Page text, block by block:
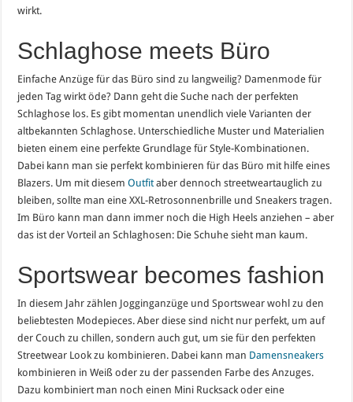
wirkt.
Schlaghose meets Büro
Einfache Anzüge für das Büro sind zu langweilig? Damenmode für
jeden Tag wirkt öde? Dann geht die Suche nach der perfekten
Schlaghose los. Es gibt momentan unendlich viele Varianten der
altbekannten Schlaghose. Unterschiedliche Muster und Materialien
bieten einem eine perfekte Grundlage für Style-Kombinationen.
Dabei kann man sie perfekt kombinieren für das Büro mit hilfe eines
Blazers. Um mit diesemOutfitaber dennoch streetweartauglich zu
bleiben, sollte man eine XXL-Retrosonnenbrille und Sneakers tragen.
Im Büro kann man dann immer noch die High Heels anziehen – aber
das ist der Vorteil an Schlaghosen: Die Schuhe sieht man kaum.
Sportswear becomes fashion
In diesem Jahr zählen Jogginganzüge und Sportswear wohl zu den
beliebtesten Modepieces. Aber diese sind nicht nur perfekt, um auf
der Couch zu chillen, sondern auch gut, um sie für den perfekten
Streetwear Look zu kombinieren. Dabei kann man Damensneakers
kombinieren in Weiß oder zu der passenden Farbe des Anzuges.
Dazu kombiniert man noch einen Mini Rucksack oder eine